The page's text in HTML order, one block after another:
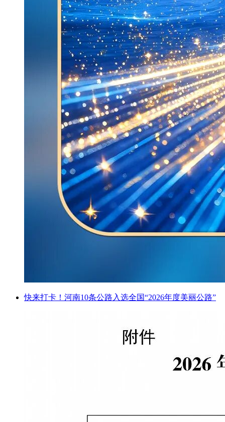
快来打卡！河南10条公路入选全国“2026年度美丽公路”